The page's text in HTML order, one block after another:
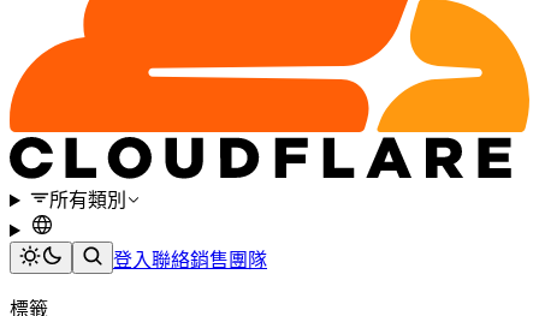
所有類別
登入聯絡銷售團隊
標籤